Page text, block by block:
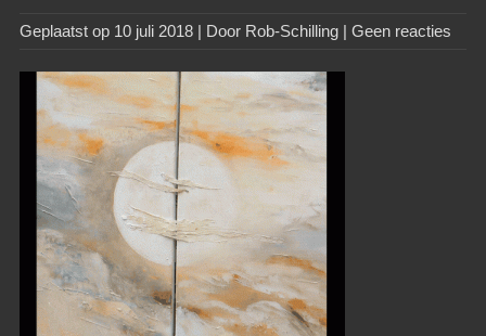
Geplaatst op 10 juli 2018| Door Rob-Schilling| Geen reacties